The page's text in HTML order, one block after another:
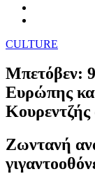
CULTURE
Μπετόβεν: 9
Ευρώπης
Κουρεντζής
Ζωντανή